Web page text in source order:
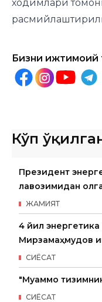
ходимлари
Бизни ижтимоий
Кўп
Президент
лавозимидан
ЖАМИЯТ
4 йил
Мирзамаҳмудов
СИËСАТ
"Муаммо
СИËСАТ